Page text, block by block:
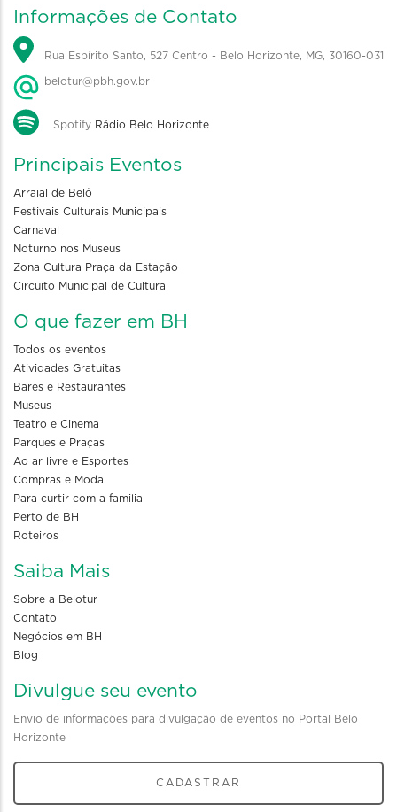
Informações de Contato
Rua Espírito Santo, 527 Centro - Belo Horizonte, MG, 30160-031
belotur@pbh.gov.br
Spotify Rádio Belo Horizonte
Principais Eventos
Arraial de Belô
Festivais Culturais Municipais
Carnaval
Noturno nos Museus
Zona Cultura Praça da Estação
Circuito Municipal de Cultura
O que fazer em BH
Todos os eventos
Atividades Gratuitas
Bares e Restaurantes
Museus
Teatro e Cinema
Parques e Praças
Ao ar livre e Esportes
Compras e Moda
Para curtir com a familia
Perto de BH
Roteiros
Saiba Mais
Sobre a Belotur
Contato
Negócios em BH
Blog
Divulgue seu evento
Envio de informações para divulgação de eventos no Portal Belo
Horizonte
CADASTRAR